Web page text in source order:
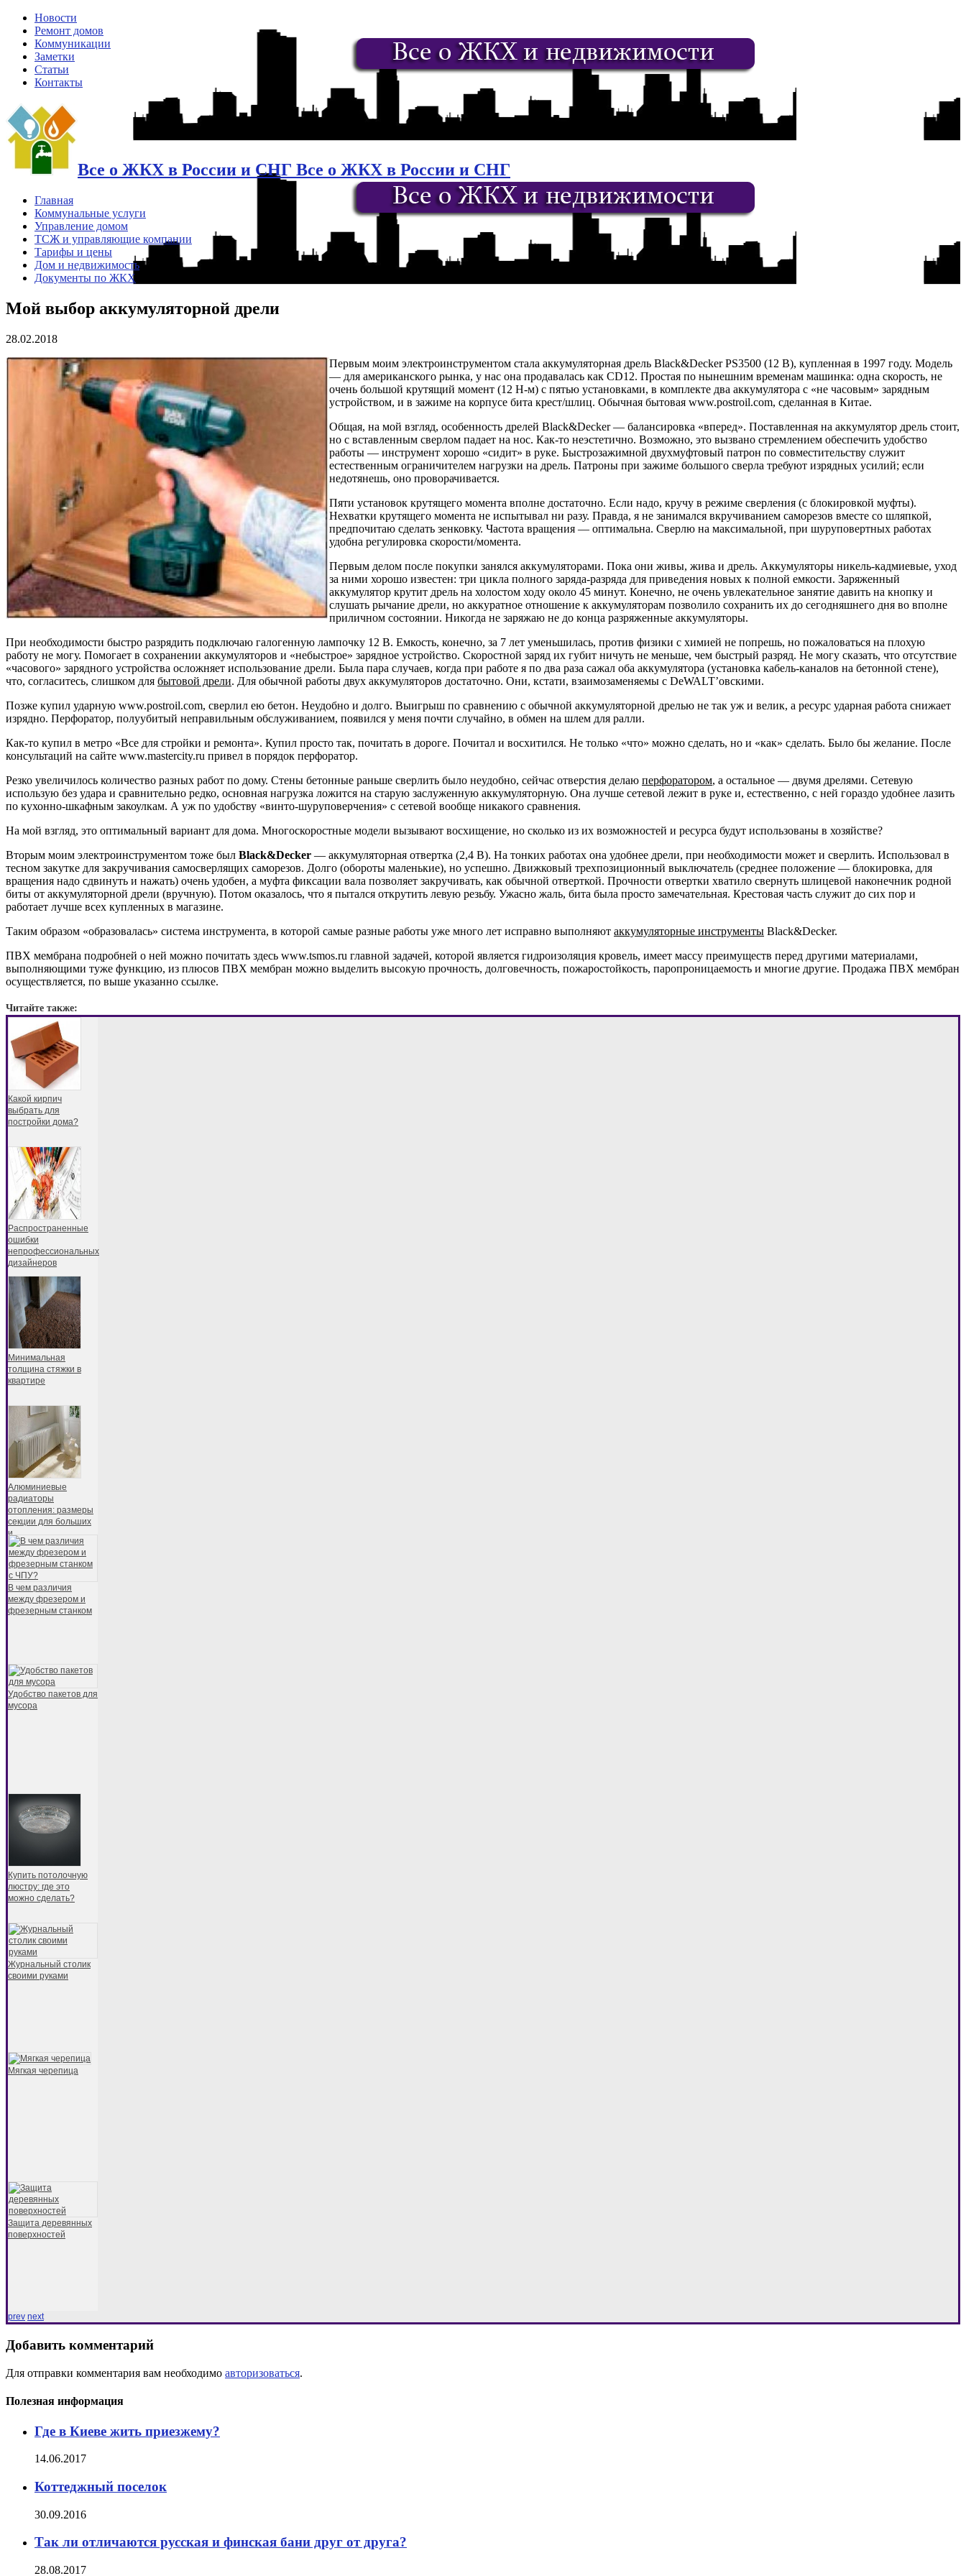
Новости
Ремонт домов
Коммуникации
Заметки
Статьи
Контакты
Все о ЖКХ в России и СНГ Все о ЖКХ в России и СНГ
Главная
Коммунальные услуги
Управление домом
ТСЖ и управляющие компании
Тарифы и цены
Дом и недвижимость
Документы по ЖКХ
Мой выбор аккумуляторной дрели
28.02.2018
Первым моим электроинструментом стала аккумуляторная дрель Black&Decker PS3500 (12 В), купленная в 1997 году. Модель
— для американского рынка, у нас она продавалась как CD12. Простая по нынешним временам машинка: одна скорость, не
очень большой крутящий момент (12 H-м) с пятью установками, в комплекте два аккумулятора с «не часовым» зарядным
устройством, и в зажиме на корпусе бита крест/шлиц. Обычная бытовая www.postroil.com, сделанная в Китае.
Общая, на мой взгляд, особенность дрелей Black&Decker — балансировка «вперед». Поставленная на аккумулятор дрель стоит,
но с вставленным сверлом падает на нос. Как-то неэстетично. Возможно, это вызвано стремлением обеспечить удобство
работы — инструмент хорошо «сидит» в руке. Быстрозажимной двухмуфтовый патрон по совместительству служит
естественным ограничителем нагрузки на дрель. Патроны при зажиме большого сверла требуют изрядных усилий; если
недотянешь, оно проворачивается.
Пяти установок крутящего момента вполне достаточно. Если надо, кручу в режиме сверления (с блокировкой муфты).
Нехватки крутящего момента не испытывал ни разу. Правда, я не занимался вкручиванием саморезов вместе со шляпкой,
предпочитаю сделать зенковку. Частота вращения — оптимальна. Сверлю на максимальной, при шуруповертных работах
удобна регулировка скорости/момента.
Первым делом после покупки занялся аккумуляторами. Пока они живы, жива и дрель. Аккумуляторы никель-кадмиевые, уход
за ними хорошо известен: три цикла полного заряда-разряда для приведения новых к полной емкости. Заряженный
аккумулятор крутит дрель на холостом ходу около 45 минут. Конечно, не очень увлекательное занятие давить на кнопку и
слушать рычание дрели, но аккуратное отношение к аккумуляторам позволило сохранить их до сегодняшнего дня во вполне
приличном состоянии. Никогда не заряжаю не до конца разряженные аккумуляторы.
При необходимости быстро разрядить подключаю галогенную лампочку 12 В. Емкость, конечно, за 7 лет уменьшилась, против физики с химией не попрешь, но пожаловаться на плохую
работу не могу. Помогает в сохранении аккумуляторов и «небыстрое» зарядное устройство. Скоростной заряд их губит ничуть не меньше, чем быстрый разряд. Не могу сказать, что отсутствие
«часового» зарядного устройства осложняет использование дрели. Была пара случаев, когда при работе я по два раза сажал оба аккумулятора (установка кабель-каналов на бетонной стене),
что, согласитесь, слишком для бытовой дрели. Для обычной работы двух аккумуляторов достаточно. Они, кстати, взаимозаменяемы с DeWALT’овскими.
Позже купил ударную www.postroil.com, сверлил ею бетон. Неудобно и долго. Выигрыш по сравнению с обычной аккумуляторной дрелью не так уж и велик, а ресурс ударная работа снижает
изрядно. Перфоратор, полуубитый неправильным обслуживанием, появился у меня почти случайно, в обмен на шлем для ралли.
Как-то купил в метро «Все для стройки и ремонта». Купил просто так, почитать в дороге. Почитал и восхитился. Не только «что» можно сделать, но и «как» сделать. Было бы желание. После
консультаций на сайте www.mastercity.ru привел в порядок перфоратор.
Резко увеличилось количество разных работ по дому. Стены бетонные раньше сверлить было неудобно, сейчас отверстия делаю перфоратором, а остальное — двумя дрелями. Сетевую
использую без удара и сравнительно редко, основная нагрузка ложится на старую заслуженную аккумуляторную. Она лучше сетевой лежит в руке и, естественно, с ней гораздо удобнее лазить
по кухонно-шкафным закоулкам. А уж по удобству «винто-шуруповерчения» с сетевой вообще никакого сравнения.
На мой взгляд, это оптимальный вариант для дома. Многоскоростные модели вызывают восхищение, но сколько из их возможностей и ресурса будут использованы в хозяйстве?
Вторым моим электроинструментом тоже был Black&Decker — аккумуляторная отвертка (2,4 В). На тонких работах она удобнее дрели, при необходимости может и сверлить. Использовал в
тесном закутке для закручивания самосверлящих саморезов. Долго (обороты маленькие), но успешно. Движковый трехпозиционный выключатель (среднее положение — блокировка, для
вращения надо сдвинуть и нажать) очень удобен, а муфта фиксации вала позволяет закручивать, как обычной отверткой. Прочности отвертки хватило свернуть шлицевой наконечник родной
биты от аккумуляторной дрели (вручную). Потом оказалось, что я пытался открутить левую резьбу. Ужасно жаль, бита была просто замечательная. Крестовая часть служит до сих пор и
работает лучше всех купленных в магазине.
Таким образом «образовалась» система инструмента, в которой самые разные работы уже много лет исправно выполняют аккумуляторные инструменты Black&Decker.
ПВХ мембрана подробней о ней можно почитать здесь www.tsmos.ru главной задачей, которой является гидроизоляция кровель, имеет массу преимуществ перед другими материалами,
выполняющими туже функцию, из плюсов ПВХ мембран можно выделить высокую прочность, долговечность, пожаростойкость, паропроницаемость и многие другие. Продажа ПВХ мембран
осуществляется, по выше указанно ссылке.
Читайте также:
Какой кирпич
выбрать для
постройки дома?
Распространенные
ошибки
непрофессиональных
дизайнеров
Минимальная
толщина стяжки в
квартире
Алюминиевые
радиаторы
отопления: размеры
секции для больших
и
В чем различия
между фрезером и
фрезерным станком
Удобство пакетов для
мусора
Купить потолочную
люстру: где это
можно сделать?
Журнальный столик
своими руками
Мягкая черепица
Защита деревянных
поверхностей
prev next
Добавить комментарий
Для отправки комментария вам необходимо авторизоваться.
Полезная информация
Где в Киеве жить приезжему?
14.06.2017
Коттеджный поселок
30.09.2016
Так ли отличаются русская и финская бани друг от друга?
28.08.2017